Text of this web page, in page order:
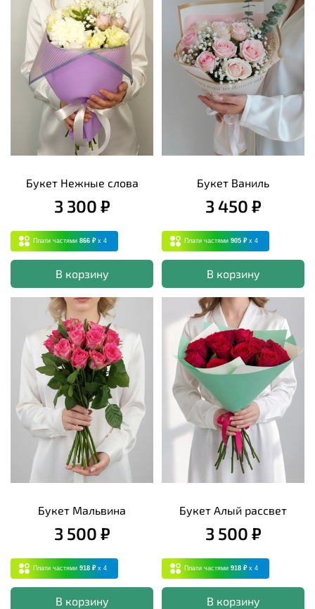
Букет Нежные слова
3 300 ₽
Плати частями 866 ₽ x 4
В корзину
Букет Ваниль
3 450 ₽
Плати частями 905 ₽ x 4
В корзину
Букет Мальвина
3 500 ₽
Плати частями 918 ₽ x 4
В корзину
Букет Алый рассвет
3 500 ₽
Плати частями 918 ₽ x 4
В корзину